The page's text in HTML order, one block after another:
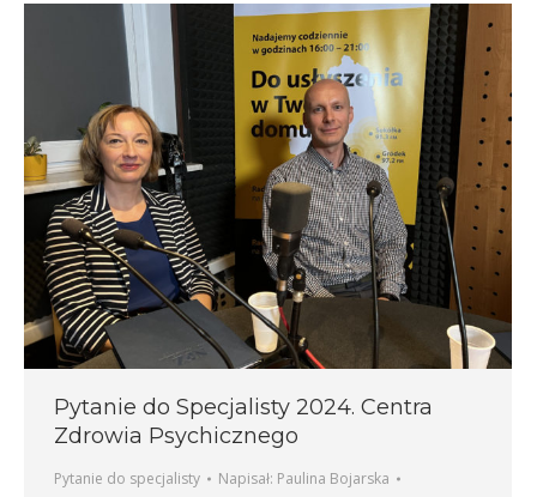
Pytanie do Specjalisty 2024. Centra
Zdrowia Psychicznego
Pytanie do specjalisty Napisał: Paulina Bojarska